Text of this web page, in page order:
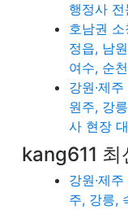
행정사
호남권
정읍, 남
여수, 순
강원·제
원주, 강
사 현장
kang611 최
강원·제
주, 강릉,